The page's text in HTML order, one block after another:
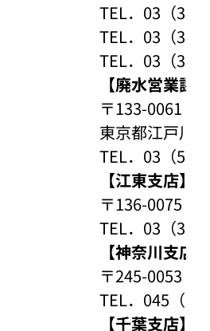
TEL．03（
TEL．03（
TEL．03（
【廃水営業課
〒133-0061
東京都江戸川
TEL．03（
【江東支店】
〒136-0075
TEL．03（
【神奈川支店】
〒245-0053
TEL．045（
【千葉支店】